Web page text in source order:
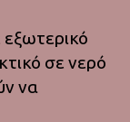
εξωτερικό
σε νερό
να